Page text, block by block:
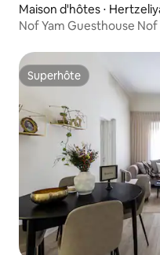
Maison d'hôtes ⋅
Nof
Superhôte
Superhôte